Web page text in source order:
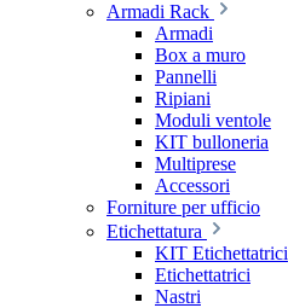
Armadi Rack
Armadi
Box a muro
Pannelli
Ripiani
Moduli ventole
KIT bulloneria
Multiprese
Accessori
Forniture per ufficio
Etichettatura
KIT Etichettatrici
Etichettatrici
Nastri